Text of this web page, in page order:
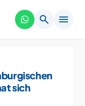
search menu
sich